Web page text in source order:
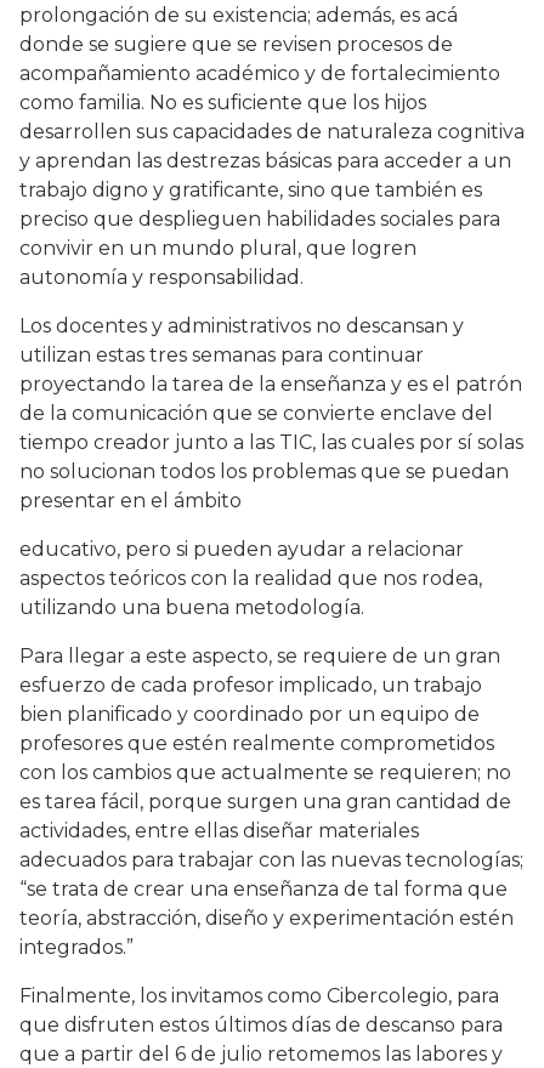
prolongación de su existencia; además, es acá
donde se sugiere que se revisen procesos de
acompañamiento académico y de fortalecimiento
como familia. No es suficiente que los hijos
desarrollen sus capacidades de naturaleza cognitiva
y aprendan las destrezas básicas para acceder a un
trabajo digno y gratificante, sino que también es
preciso que desplieguen habilidades sociales para
convivir en un mundo plural, que logren
autonomía y responsabilidad.
Los docentes y administrativos no descansan y
utilizan estas tres semanas para continuar
proyectando la tarea de la enseñanza y es el patrón
de la comunicación que se convierte enclave del
tiempo creador junto a las TIC, las cuales por sí solas
no solucionan todos los problemas que se puedan
presentar en el ámbito
educativo, pero si pueden ayudar a relacionar
aspectos teóricos con la realidad que nos rodea,
utilizando una buena metodología.
Para llegar a este aspecto, se requiere de un gran
esfuerzo de cada profesor implicado, un trabajo
bien planificado y coordinado por un equipo de
profesores que estén realmente comprometidos
con los cambios que actualmente se requieren; no
es tarea fácil, porque surgen una gran cantidad de
actividades, entre ellas diseñar materiales
adecuados para trabajar con las nuevas tecnologías;
“se trata de crear una enseñanza de tal forma que
teoría, abstracción, diseño y experimentación estén
integrados.”
Finalmente, los invitamos como Cibercolegio, para
que disfruten estos últimos días de descanso para
que a partir del 6 de julio retomemos las labores y